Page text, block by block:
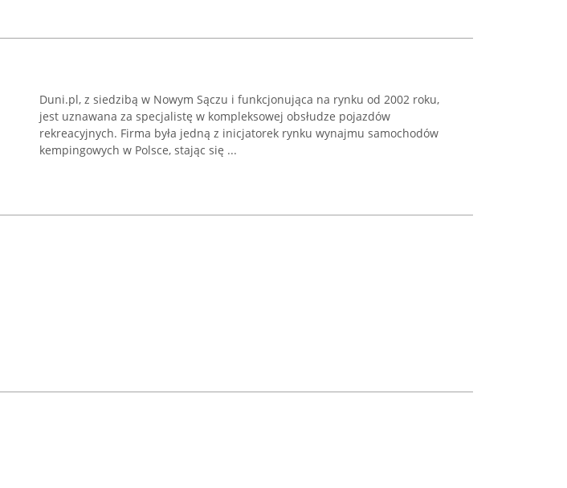
Duni.pl, z siedzibą w Nowym Sączu i funkcjonująca na rynku od 2002 roku,
jest uznawana za specjalistę w kompleksowej obsłudze pojazdów
rekreacyjnych. Firma była jedną z inicjatorek rynku wynajmu samochodów
kempingowych w Polsce, stając się ...